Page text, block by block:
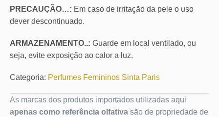
PRECAUÇÃO…: Em caso de irritação da pele o uso
dever descontinuado.
ARMAZENAMENTO..: Guarde em local ventilado, ou
seja, evite exposição ao calor a luz.
Categoria: Perfumes Femininos Sinta Paris
As marcas dos produtos importados utilizadas aqui
apenas como referência olfativa são de propriedade de